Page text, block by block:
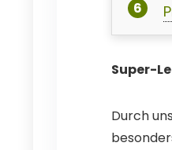
Super-
Durch